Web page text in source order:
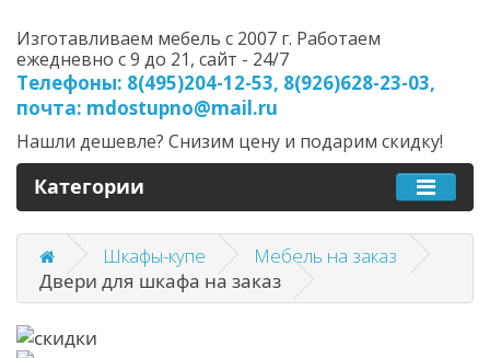
Изготавливаем мебель с 2007 г. Работаем
ежедневно с 9 до 21, cайт - 24/7
Телефоны: 8(495)204-12-53, 8(926)628-23-03,
почта: mdostupno@mail.ru
Нашли дешевле? Снизим цену и подарим скидку!
Категории
Шкафы-купе
Мебель на заказ
Двери для шкафа на заказ